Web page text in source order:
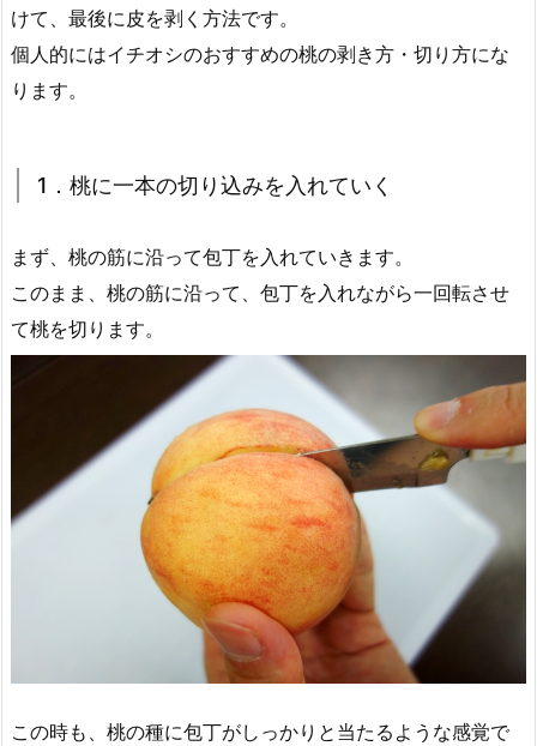
けて、最後に皮を剥く方法です。
個人的にはイチオシのおすすめの桃の剥き方・切り方にな
ります。
1．桃に一本の切り込みを入れていく
まず、桃の筋に沿って包丁を入れていきます。
このまま、桃の筋に沿って、包丁を入れながら一回転させ
て桃を切ります。
この時も、桃の種に包丁がしっかりと当たるような感覚で